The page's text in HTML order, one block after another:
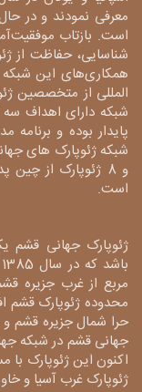
است. بازتاب
شناسایی، حفاظت از
همکاری‌های این
المللی از متخصصین
شبکه دارای اهداف
پایدار بوده و
است.
ژئوپارک جهانی قشم
محدوده ژئوپارک قشم
حرا شمال جزیره قشم و
جهانی قشم در شبکه
ژئوپارک غرب آسیا و